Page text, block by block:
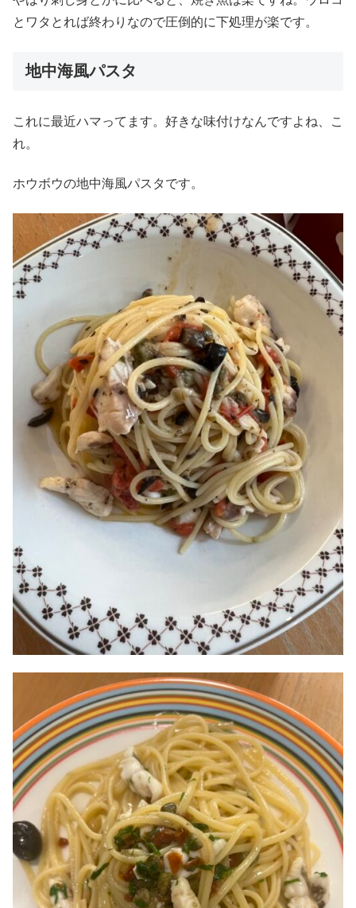
とワタとれば終わりなので圧倒的に下処理が楽です。
地中海風パスタ
これに最近ハマってます。好きな味付けなんですよね、こ
れ。
ホウボウの地中海風パスタです。